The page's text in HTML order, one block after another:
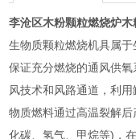
李沧区木粉颗粒燃烧炉木
生物质颗粒燃烧机具属
保证充分燃烧的通风供
风技术和风路通道，利
物质燃料通过高温裂解
化碳、氢气、甲烷等)，